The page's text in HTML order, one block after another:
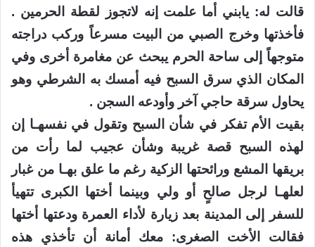
قالت له: يابني أما علمت إنه لاتجوز لقطة الحرمين .
فأخذتها وخرج الصبي من البيت مسرعاً وركب دراجته
متوجهاً إلى ساحة الحرم يبحث عن مغامرة أخرى وفي
المكان الذي سرق السبح فيه أمسك به الشرطي وهو
يحاول سرقة حاجي آخر وأودعه السجن .
بقيت الأم تفكر في شأن السبح وتقول في نفسهـا إن
لهذه السبح قصة غريبة وشأن عجيب لما رأت من
بريقها المشع ورائحتها الزكية رغم ما علق بهـا من غبار
لعلهـا لرجل صالحٍ أو ولي وبينما أختها الكبرى تتهيأ
للسفر إلى المدينة بعد زيارة لأداء العمرة ودعتها أختها
فقالت الأخت الصغرى: معك أمانة أن تأخذي هذه